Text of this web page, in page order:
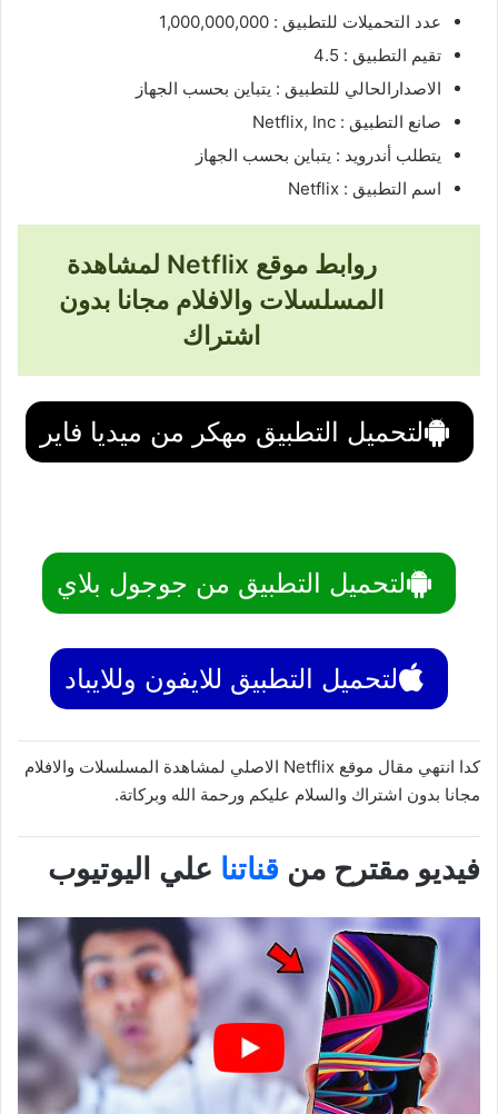
عدد التحميلات للتطبيق : 1,000,000,000
تقيم التطبيق : 4.5
الاصدارالحالي للتطبيق : يتباين بحسب الجهاز
صانع التطبيق : Netflix, Inc
يتطلب أندرويد : يتباين بحسب الجهاز
اسم التطبيق : Netflix‏
روابط موقع Netflix لمشاهدة
المسلسلات والافلام مجانا بدون
اشتراك
لتحميل التطبيق مهكر من ميديا فاير
لتحميل التطبيق من جوجول بلاي
لتحميل التطبيق للايفون وللايباد
كدا انتهي مقال موقع Netflix الاصلي لمشاهدة المسلسلات والافلام
مجانا بدون اشتراك والسلام عليكم ورحمة الله وبركاتة.
فيديو مقترح من قناتنا علي اليوتيوب